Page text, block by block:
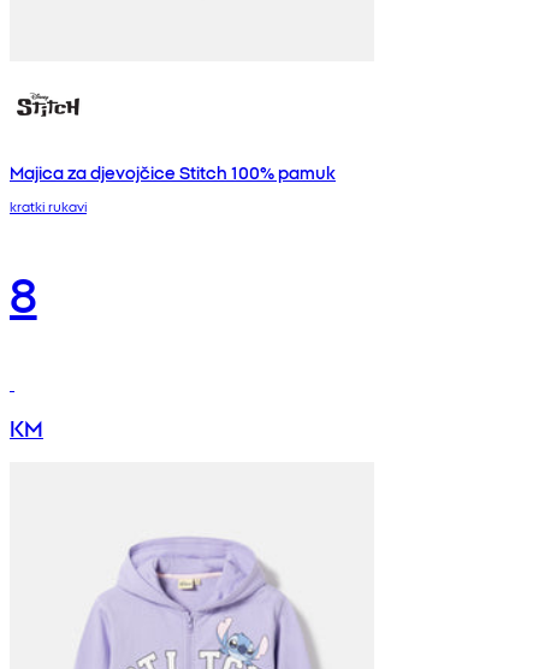
Majica za djevojčice Stitch 100% pamuk
kratki rukavi
8
KM